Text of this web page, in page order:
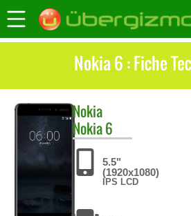
Nokia 6 : Fiche
Nokia
Nokia 6
5.5"
(1920x1080)
IPS LCD